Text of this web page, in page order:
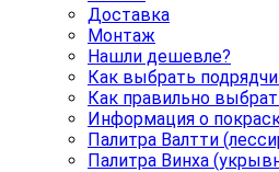
Доставка
Монтаж
Нашли дешевле?
Как выбрать
Как правильно
Информация о
Палитра Валтти
Палитра Винха